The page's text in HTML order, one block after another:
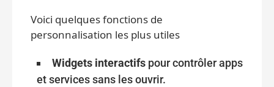
Voici quelques fonctions de
personnalisation les plus utiles
Widgets interactifs pour contrôler apps
et services sans les ouvrir.